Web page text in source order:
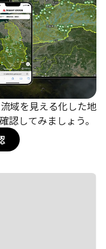
域を見える化した地
認してみましょう。